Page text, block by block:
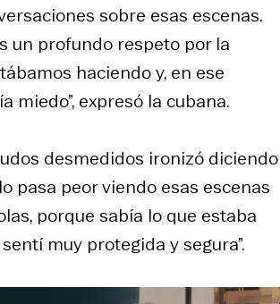
sobre esas escenas.
un profundo respeto por la
haciendo y, en ese
miedo”, expresó la cubana.
desmedidos ironizó diciendo
pasa peor viendo esas escenas
porque sabía lo que estaba
muy protegida y segura”.